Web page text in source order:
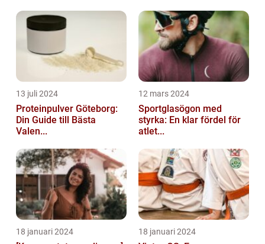
13 juli 2024
Proteinpulver Göteborg:
Din Guide till Bästa
Valen...
12 mars 2024
Sportglasögon med
styrka: En klar fördel för
atlet...
18 januari 2024 18 januari 2024